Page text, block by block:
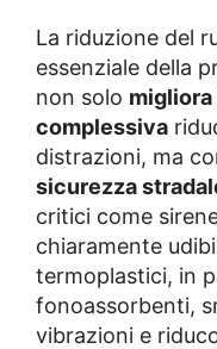
La riduzione del
essenziale della
non solo migliora
complessiva
distrazioni, ma
sicurezza
critici come
chiaramente
termoplastici, in
fonoassorbenti,
vibrazioni e